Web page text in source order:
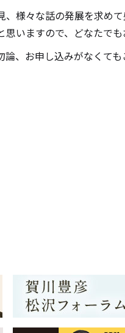
様々な話の発展を求め
いますので、どなたでも
論、お申し込みがなく